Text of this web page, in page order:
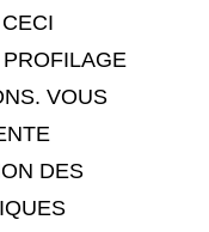
VOUS
DES